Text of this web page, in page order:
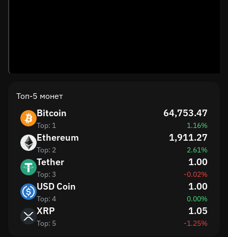
Топ-5 монет
Bitcoin
Top: 1
64,753.47
1.16%
Ethereum
Top: 2
1,911.27
2.61%
Tether
Top: 3
1.00
-0.02%
USD Coin
Top: 4
1.00
0.00%
XRP
Top: 5
1.05
-1.25%